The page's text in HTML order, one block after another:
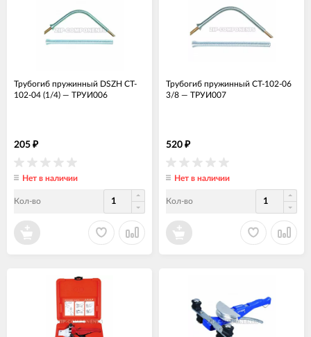
Трубогиб пружинный DSZH CT-
102-04 (1/4) — ТРУИ006
205 ₽
Нет в наличии
Кол-во
Трубогиб пружинный CT-102-06
3/8 — ТРУИ007
520 ₽
Нет в наличии
Кол-во